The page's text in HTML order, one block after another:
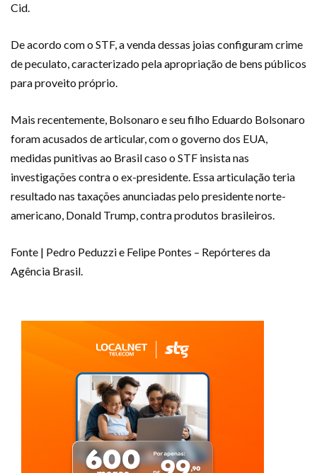
Cid.
De acordo com o STF, a venda dessas joias configuram crime
de peculato, caracterizado pela apropriação de bens públicos
para proveito próprio.
Mais recentemente, Bolsonaro e seu filho Eduardo Bolsonaro
foram acusados de articular, com o governo dos EUA,
medidas punitivas ao Brasil caso o STF insista nas
investigações contra o ex-presidente. Essa articulação teria
resultado nas taxações anunciadas pelo presidente norte-
americano, Donald Trump, contra produtos brasileiros.
Fonte | Pedro Peduzzi e Felipe Pontes – Repórteres da
Agência Brasil.